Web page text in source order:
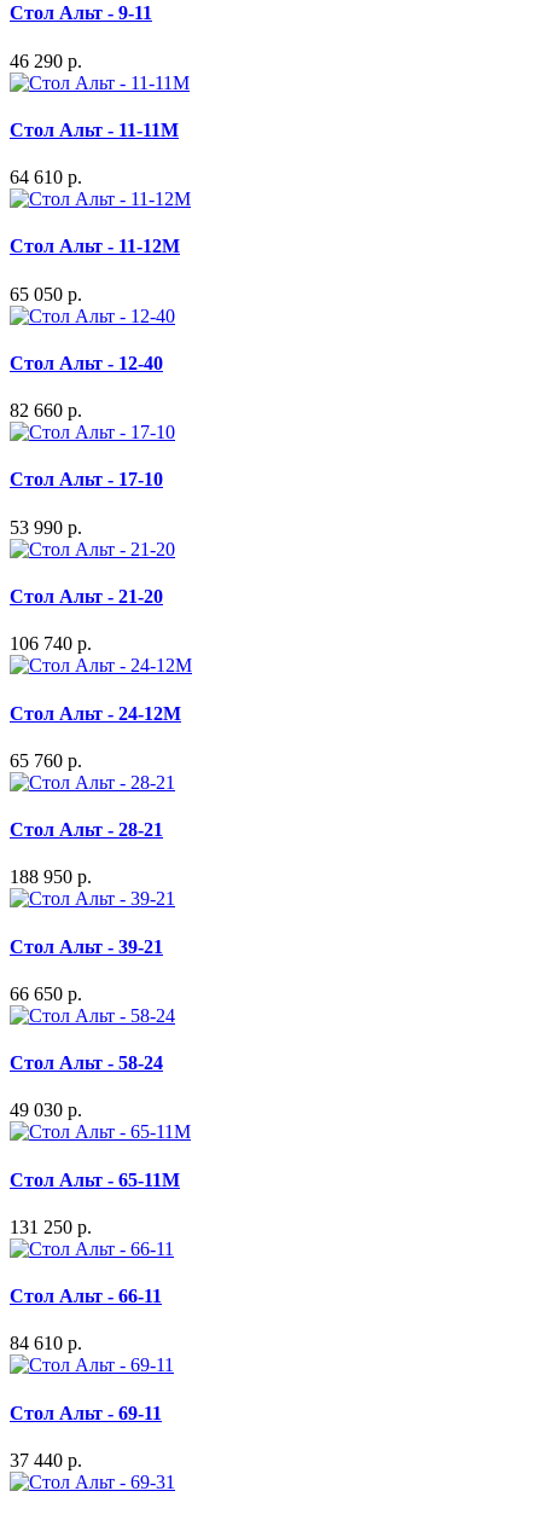
Стол Альт - 9-11
46 290 р.
Стол Альт - 11-11М
64 610 р.
Стол Альт - 11-12М
65 050 р.
Стол Альт - 12-40
82 660 р.
Стол Альт - 17-10
53 990 р.
Стол Альт - 21-20
106 740 р.
Стол Альт - 24-12М
65 760 р.
Стол Альт - 28-21
188 950 р.
Стол Альт - 39-21
66 650 р.
Стол Альт - 58-24
49 030 р.
Стол Альт - 65-11M
131 250 р.
Стол Альт - 66-11
84 610 р.
Стол Альт - 69-11
37 440 р.